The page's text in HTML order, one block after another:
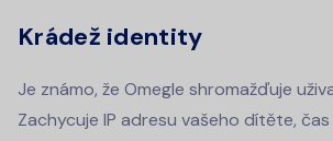
Krádež identity
Je známo, že Omegle shromažďuje
Zachycuje IP adresu vašeho dítěte,